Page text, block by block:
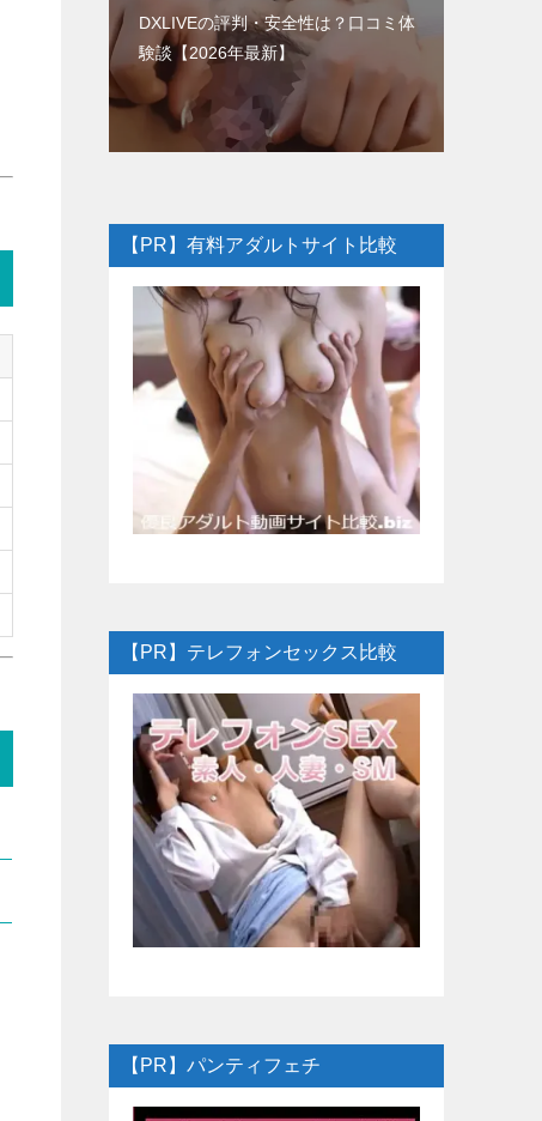
DXLIVEの評判・安全性は？口コミ体
験談【2026年最新】
【PR】有料アダルトサイト比較
【PR】テレフォンセックス比較
【PR】パンティフェチ